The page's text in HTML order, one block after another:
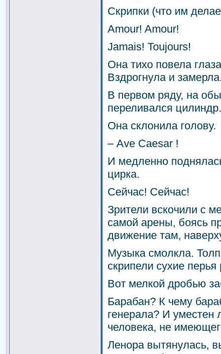
Скрипки (что им
Amour! Amour!
Jamais! Toujours!
Она тихо повела
Вздрогнула и
В первом ряду, на
переливался цилиндр.
Она склонила голову.
– Ave Caesar !
И медленно
цирка.
Сейчас! Сейчас!
Зрители вскочили с
самой арены, боясь
движение там,
Музыка смолкла.
скрипели сухие перья
Вот мелкой дробью
Барабан? К чему
генерала? И уместен
человека, не
Ленора вытянулась,